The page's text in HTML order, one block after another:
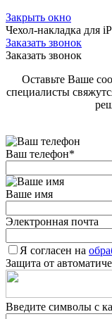
Закрыть окно
Чехол-накладка для
Заказать звонок
Заказать звонок
Оставьте Ваше
специалисты
Ваш телефон*
Ваше имя
Электронная почта
Я согласен на
Защита от
Введите символы с